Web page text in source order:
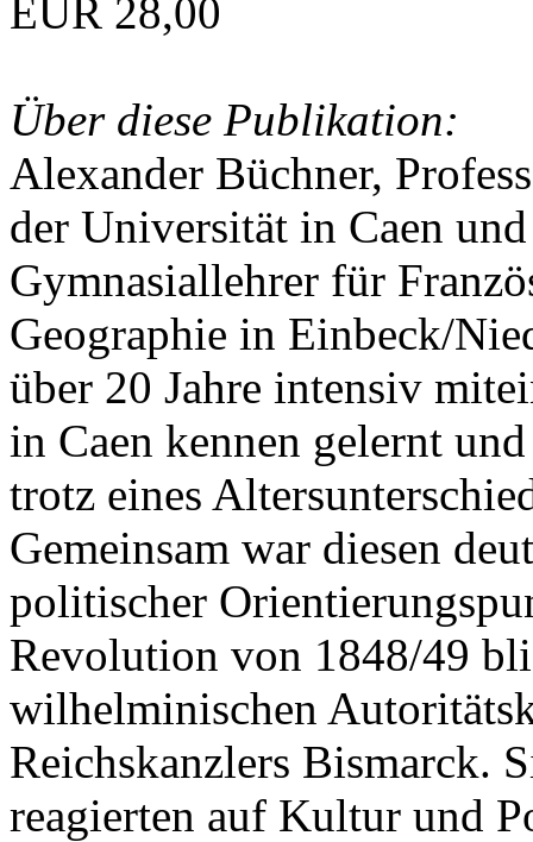
EUR 28,00
Über diese Publikation:
Alexander Büchner,
der Universität in Caen
Gymnasiallehrer für
Geographie in Einbeck/
über 20 Jahre intensiv
in Caen kennen gelernt
trotz eines
Gemeinsam war diesen
politischer
Revolution von 1848/49
wilhelminischen
Reichskanzlers Bismarck.
reagierten auf Kultur und